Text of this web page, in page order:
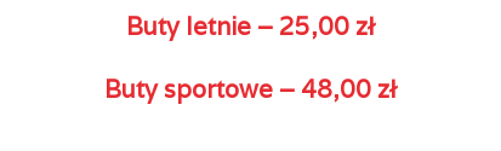
Buty letnie – 25,00 zł
Buty sportowe – 48,00 zł